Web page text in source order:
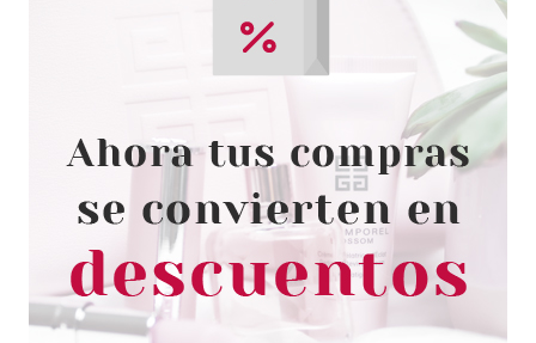
MONTAGNE JEUNESSE
MONTAGNE JEUNESSE 7TH
HEAVEN CHUPA CHUPS
MASCARILLA FACIAL PEEL-OFF
NARANJA 8 ML
Pvr 1.89€
-23%
desde
1.45€